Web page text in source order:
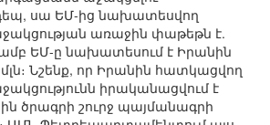
սա ԵՄ-ից նախատեսվող
առաջին փաթեթն է.
ԵՄ-ը նախատեսում է Իրանին
Նշենք, որ Իրանին հատկացվող
իրականացվում է
ծրագրի շուրջ պայմանագրի